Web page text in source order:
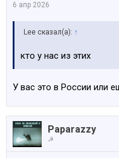
6 апр 2026
Lee сказал(а): ↑
кто у нас из этих
У вас это в России или
Paparazzy
☭